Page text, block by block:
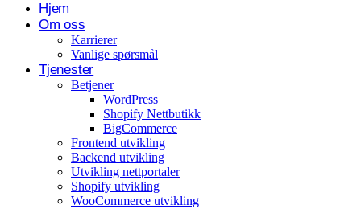
Hjem
Om oss
Karrierer
Vanlige spørsmål
Tjenester
Betjener
WordPress
Shopify Nettbutikk
BigCommerce
Frontend utvikling
Backend utvikling
Utvikling nettportaler
Shopify utvikling
WooCommerce utvikling
Arrangementer og opplevelser
Eventplanleggere